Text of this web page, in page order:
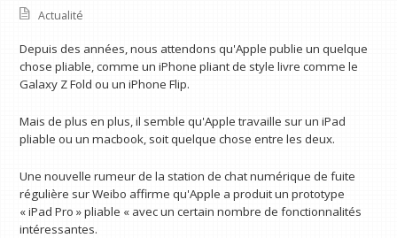
Actualité
Depuis des années, nous attendons qu'Apple publie un quelque
chose pliable, comme un iPhone pliant de style livre comme le
Galaxy Z Fold ou un iPhone Flip.
Mais de plus en plus, il semble qu'Apple travaille sur un iPad
pliable ou un macbook, soit quelque chose entre les deux.
Une nouvelle rumeur de la station de chat numérique de fuite
régulière sur Weibo affirme qu'Apple a produit un prototype
« iPad Pro » pliable « avec un certain nombre de fonctionnalités
intéressantes.